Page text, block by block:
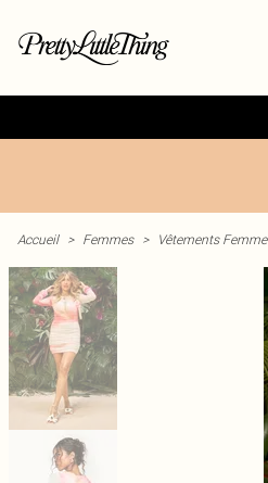
Accueil > Femmes > Vêtements Femme